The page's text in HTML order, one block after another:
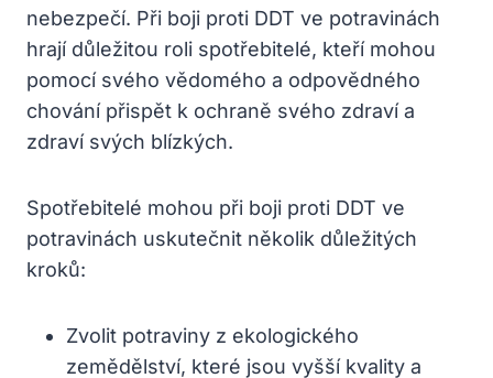
nebezpečí. Při boji proti DDT ve potravinách
hrají důležitou roli spotřebitelé, kteří mohou
pomocí svého vědomého a odpovědného
chování přispět k ochraně svého zdraví a
zdraví svých blízkých.
Spotřebitelé mohou při boji proti DDT ve
potravinách uskutečnit několik důležitých
kroků:
Zvolit potraviny z ekologického
zemědělství, které jsou vyšší kvality a